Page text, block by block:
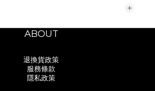
ABOUT
退換貨政策
服務條款
隱私政策